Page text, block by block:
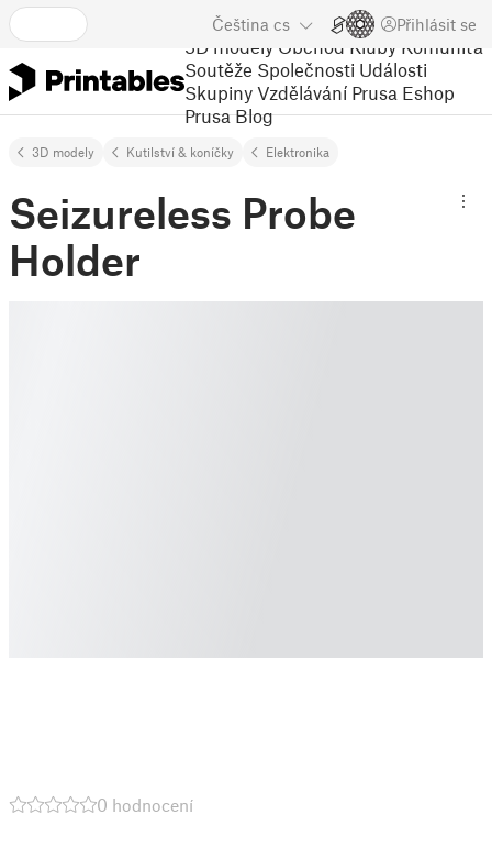
Čeština cs Přihlásit se
3D modely Obchod Kluby Komunita
Soutěže Společnosti Události
Skupiny Vzdělávání Prusa Eshop
Prusa Blog
3D modely Kutilství & koníčky Elektronika
Seizureless Probe
Holder
0 hodnocení